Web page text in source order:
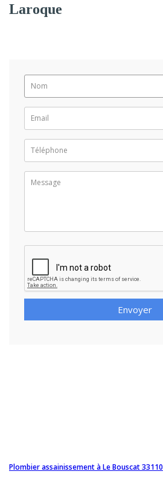
Laroque
Envoyer
Plombier assainissement à Le Bouscat 33110